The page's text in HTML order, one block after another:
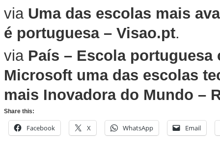
via Uma das escolas mais
é portuguesa – Visao.pt.
via País – Escola portuguesa
Microsoft uma das escolas
mais Inovadora do Mundo –
Share this:
Facebook X WhatsApp Email